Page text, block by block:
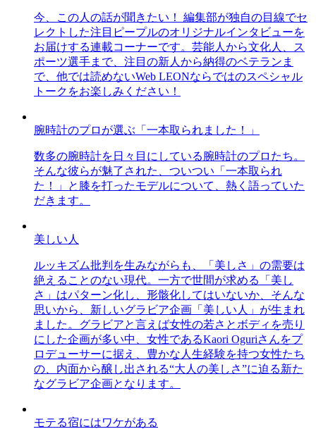
今、この人の話が聞きたい！ 編集部が独自の目線でセ
レクトした注目ピープルのオリジナルインタビューを
お届けする連載コーナーです。芸能人から文化人、ス
ポーツ選手まで、注目の新人から納得のベテランま
で、他では読めないWeb LEONならではのスペシャル
トークをお楽しみください！
腕時計のプロが選ぶ「一本取られました！」
数多の腕時計を日々目にしている腕時計のプロたち。
そんな彼らが魅了された、ついつい「一本取られ
た！」と膝を打ったモデルについて、熱く語っていた
だきます。
美しい人
ルッキズム批判を生みながらも、「美しさ」の需要は
絶えることのない現代。一方で世間が求める「美し
さ」はパターン化し、形骸化してはいないか、そんな
思いから、新しいグラビア企画「美しい人」が生まれ
ました。グラビアと言えば女性の若さとボディを売り
にした企画が多い中、女性であるKaori Oguriさんをプ
ロデューサーに据え、豊かな人生経験を持つ女性たち
の、内面から醸し出される“大人の美しさ”に迫る新た
なグラビア企画となります。
モテる宿にはワケがある